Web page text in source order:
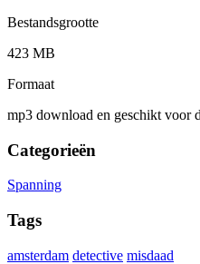
Bestandsgrootte
423 MB
Formaat
mp3 download en geschikt voor
Categorieën
Spanning
Tags
amsterdam detective misdaad